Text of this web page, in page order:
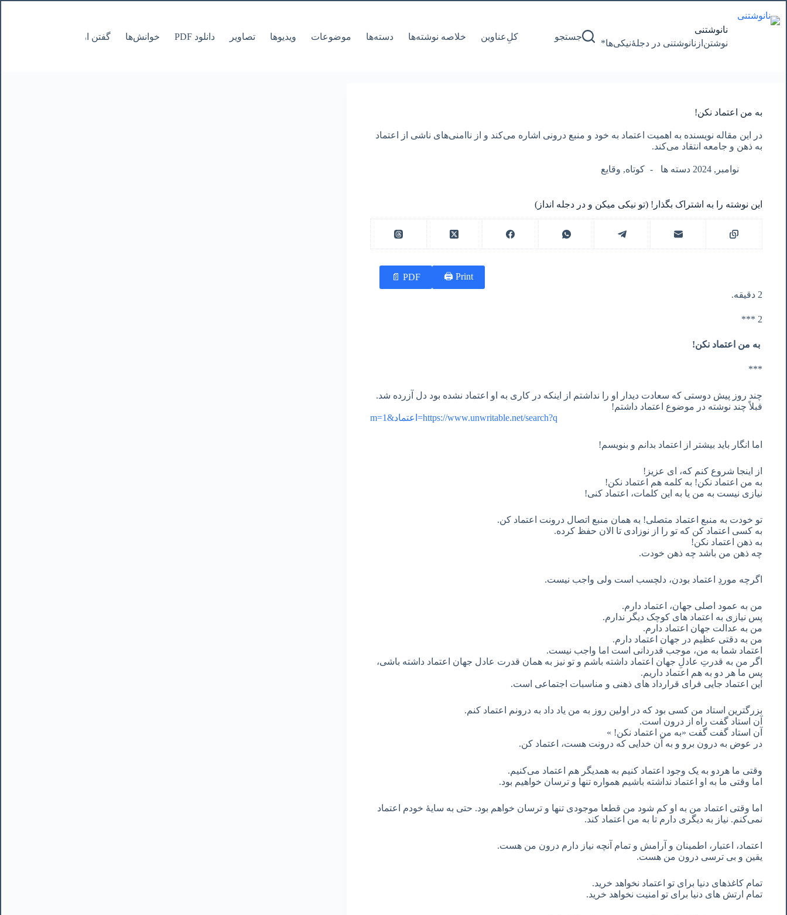
به
محتوا
نانوشتنی
نوشتن‌از‌نانوشتنی‌ در‌ دجلۀنیکی‌ها*
جستجو کل‌ِعناوین خلاصه نوشته‌ها دسته‌ها موضوعات ویدیوها تصاویر دانلود PDF خوانش‌ها گفتن از نانوشتنی
به من اعتماد نکن!
در این مقاله نویسنده به اهمیت اعتماد به خود و منبع درونی اشاره می‌کند و از ناامنی‌های ناشی از اعتماد
به ذهن و جامعه انتقاد می‌کند.
نوامبر, 2024 دسته ها کوتاه, وقایع
این نوشته را به اشتراک بگذار! (تو نیکی میکن و در دجله انداز)
Print 🖨
PDF 📄
2 دقیقه.
2 ***
به من اعتماد نکن!
***
چند روز پیش دوستی که سعادت دیدار او را نداشتم از اینکه در کاری به او اعتماد نشده بود دل آزرده شد.
قبلاً چند نوشته در موضوع اعتماد داشتم!
https://www.unwritable.net/search?q=اعتماد&m=1
اما انگار باید بیشتر از اعتماد بدانم و بنویسم!
از اینجا شروع کنم که، ای عزیز!
به من اعتماد نکن! به کلمه هم اعتماد نکن!
نیازی نیست به من یا به این کلمات، اعتماد کنی!
تو خودت به منبع اعتماد متصلی! به همان منبع اتصال درونت اعتماد کن.
به کسی اعتماد کن که تو را از نوزادی تا الان حفظ کرده.
به ذهن اعتماد نکن!
چه ذهن من باشد چه ذهن خودت.
اگرچه موردِ اعتماد بودن، دلچسب است ولی واجب نیست.
من به عمود اصلی جهان، اعتماد دارم.
پس نیازی به اعتماد های کوچک دیگر ندارم.
من به عدالت جهان اعتماد دارم.
من به دقتی عظیم در جهان اعتماد دارم.
اعتماد شما به من، موجب قدردانی است اما واجب نیست.
اگر من به قدرتِ عادلِ جهان اعتماد داشته باشم و تو نیز به همان قدرت عادل جهان اعتماد داشته باشی،
پس ما هر دو به هم اعتماد داریم.
این اعتماد جایی فرای قرارداد های ذهنی و مناسبات اجتماعی است.
بزرگترین استاد من کسی بود که در اولین روز به من یاد داد به درونم اعتماد کنم.
آن استاد گفت راه از درون است.
آن استاد گفت گفت «به من اعتماد نکن! »
در عوض به درون برو و به آن خدایی که درونت هست، اعتماد کن.
وقتی ما هردو به یک وجود اعتماد کنیم به همدیگر هم اعتماد می‌کنیم.
اما وقتی ما به او اعتماد نداشته باشیم همواره تنها و ترسان خواهیم بود.
اما وقتی اعتماد من به او کم شود من قطعا موجودی تنها و ترسان خواهم بود. حتی به سایۀ خودم اعتماد
نمی‌کنم. نیاز به دیگری دارم تا به من اعتماد کند.
اعتماد، اعتبار، اطمینان و آرامش و تمام آنچه نیاز دارم درون من هست.
یقین و بی ترسی در‌ون من هست.
تمام کاغذهای دنیا برای تو اعتماد نخواهد خرید.
تمام ارتش های دنیا برای تو امنیت نخواهد خرید.